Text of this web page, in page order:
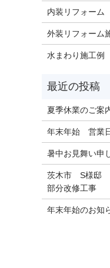
内装リフォーム
外装リフォーム
水まわり施工例
夏季休業のご案
年末年始 営業
暑中お見舞い申
茨木市 S様邸
部分改修工事
年末年始のお知